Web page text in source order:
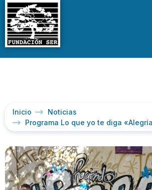
Inicio
Noticias
Programa Lo que yo te diga